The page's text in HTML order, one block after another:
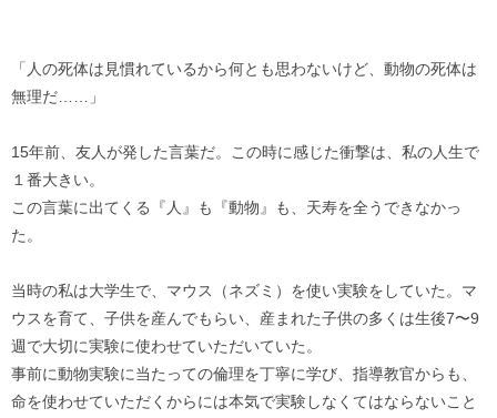
「人の死体は見慣れているから何とも思わないけど、動物の死体は
無理だ……」
15年前、友人が発した言葉だ。この時に感じた衝撃は、私の人生で
１番大きい。
この言葉に出てくる『人』も『動物』も、天寿を全うできなかっ
た。
当時の私は大学生で、マウス（ネズミ）を使い実験をしていた。マ
ウスを育て、子供を産んでもらい、産まれた子供の多くは生後7〜9
週で大切に実験に使わせていただいていた。
事前に動物実験に当たっての倫理を丁寧に学び、指導教官からも、
命を使わせていただくからには本気で実験しなくてはならないこと